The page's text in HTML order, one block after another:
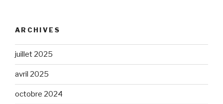
ARCHIVES
juillet 2025
avril 2025
octobre 2024